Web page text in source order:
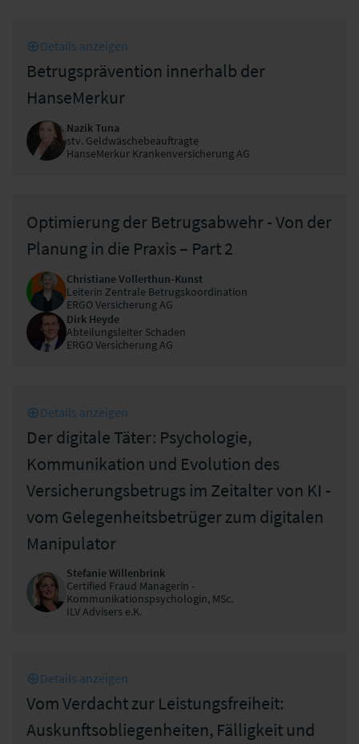
Betrugsprävention innerhalb der
HanseMerkur
Details anzeigen
Nazik Tuna
stv. Geldwäschebeauftragte
HanseMerkur Krankenversicherung AG
Optimierung der Betrugsabwehr - Von der
Planung in die Praxis – Part 2
Christiane Vollerthun-Kunst
Leiterin Zentrale Betrugskoordination
ERGO Versicherung AG
Dirk Heyde
Abteilungsleiter Schaden
ERGO Versicherung AG
Der digitale Täter: Psychologie,
Kommunikation und Evolution des
Versicherungsbetrugs im Zeitalter von KI -
vom Gelegenheitsbetrüger zum digitalen
Manipulator
Details anzeigen
Stefanie Willenbrink
Certified Fraud Managerin -
Kommunikationspsychologin, MSc.
ILV Advisers e.K.
Vom Verdacht zur Leistungsfreiheit:
Auskunftsobliegenheiten, Fälligkeit und
Details anzeigen